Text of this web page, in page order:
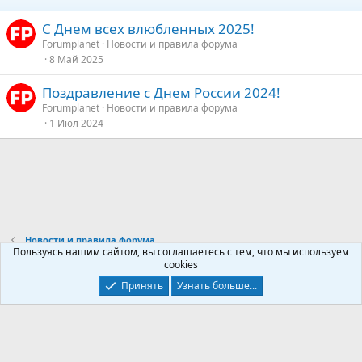
С Днем всех влюбленных 2025!
Forumplanet Новости и правила форума
8 Май 2025
Поздравление с Днем России 2024!
Forumplanet Новости и правила форума
1 Июл 2024
Новости и правила форума
Условия и правила
Политика конфиденциальности
Главная
R
Пользуясь нашим сайтом, вы соглашаетесь с тем, что мы используем
cookies
Принять
Узнать больше...